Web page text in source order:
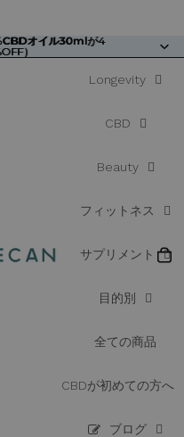
オイル30mlが4
）
オイル30mlが4
）
Longevity
CBD
Beauty
フィットネス
サプリメント
目的別
全ての商品
CBDが初めての方へ
ブログ